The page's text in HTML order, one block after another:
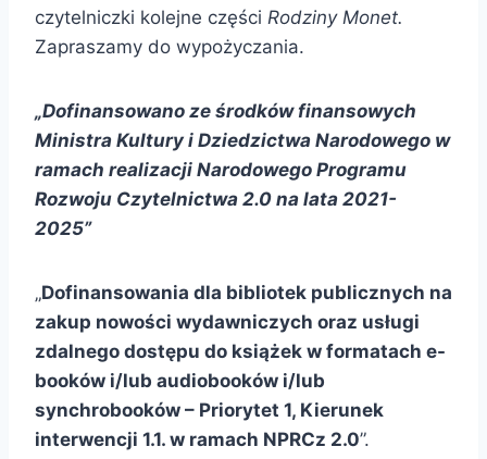
czytelniczki kolejne części Rodziny Monet.
Zapraszamy do wypożyczania.
„Dofinansowano ze środków finansowych
Ministra Kultury i Dziedzictwa Narodowego w
ramach realizacji Narodowego Programu
Rozwoju Czytelnictwa 2.0 na lata 2021-
2025”
„Dofinansowania dla bibliotek publicznych na
zakup nowości wydawniczych oraz usługi
zdalnego dostępu do książek w formatach e-
booków i/lub audiobooków i/lub
synchrobooków – Priorytet 1, Kierunek
interwencji 1.1. w ramach NPRCz 2.0”.